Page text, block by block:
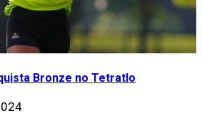
Bronze no Tetratlo